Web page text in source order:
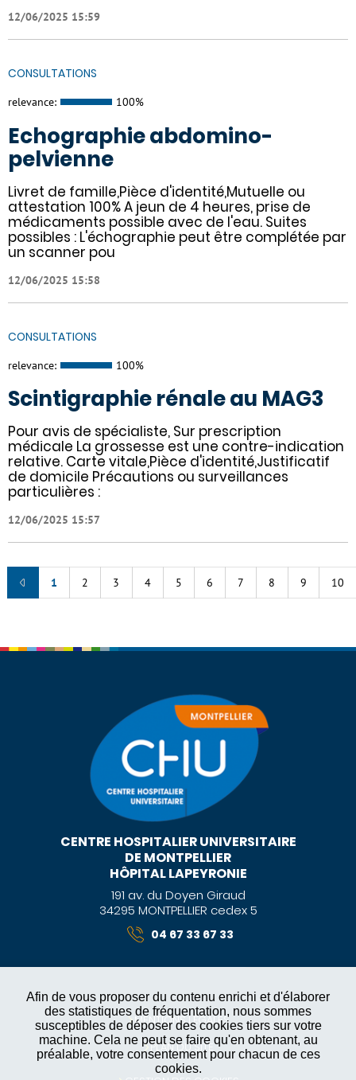
Afin de vous proposer du contenu enrichi et d'élaborer
des statistiques de fréquentation, nous sommes
susceptibles de déposer des cookies tiers sur votre
machine. Cela ne peut se faire qu'en obtenant, au
préalable, votre consentement pour chacun de ces
cookies.
12/06/2025 15:59
CONSULTATIONS
relevance: 100%
Echographie abdomino-
pelvienne
Livret de famille,Pièce d'identité,Mutuelle ou
attestation 100% A jeun de 4 heures, prise de
médicaments possible avec de l'eau. Suites
possibles : L'échographie peut être complétée par
un scanner pou
12/06/2025 15:58
CONSULTATIONS
relevance: 100%
Scintigraphie rénale au MAG3
Pour avis de spécialiste, Sur prescription
médicale La grossesse est une contre-indication
relative. Carte vitale,Pièce d'identité,Justificatif
de domicile Précautions ou surveillances
particulières :
12/06/2025 15:57
1 2 3 4 5 6 7 8 9 10
CENTRE HOSPITALIER UNIVERSITAIRE
DE MONTPELLIER
HÔPITAL LAPEYRONIE
191 av. du Doyen Giraud
34295 MONTPELLIER cedex 5
04 67 33 67 33
MENTIONS LÉGALES
PLAN DU SITE